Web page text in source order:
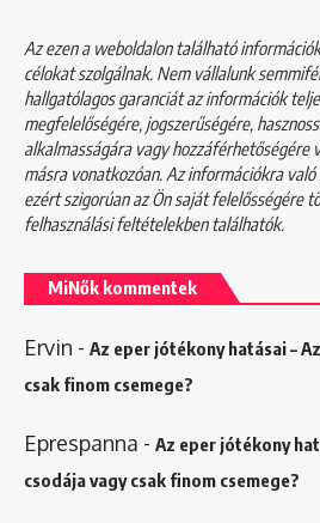
Az ezen a weboldalon található
célokat szolgálnak. Nem vállalunk
hallgatólagos garanciát az információk
megfelelőségére, jogszerűségére,
alkalmasságára vagy hozzáférhetőségére
másra vonatkozóan. Az információkra
ezért szigorúan az Ön saját felelősségére
felhasználási feltételekbentalálhatók.
MiNők kommentek
Ervin - Az eper jótékony hatásai –
csak finom csemege?
Eprespanna - Az eper jótékony
csodája vagy csak finom csemege?